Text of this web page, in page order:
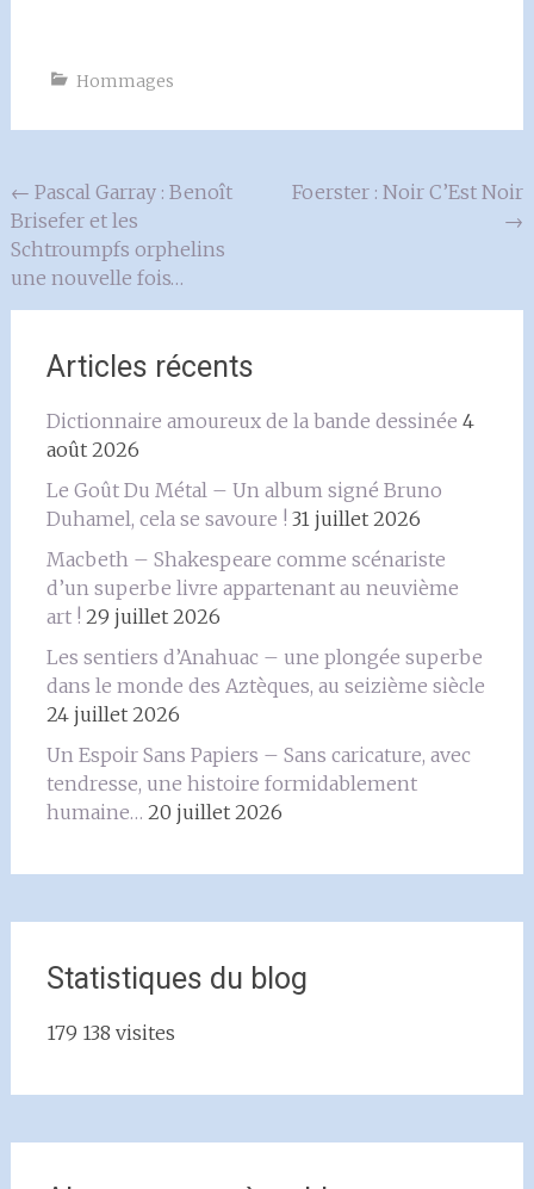
Hommages
Navigation
de
l'article
← Pascal Garray : Benoît
Brisefer et les
Schtroumpfs orphelins
une nouvelle fois…
Foerster : Noir C’Est Noir
→
Articles récents
Dictionnaire amoureux de la bande dessinée 4
août 2026
Le Goût Du Métal – Un album signé Bruno
Duhamel, cela se savoure ! 31 juillet 2026
Macbeth – Shakespeare comme scénariste
d’un superbe livre appartenant au neuvième
art ! 29 juillet 2026
Les sentiers d’Anahuac – une plongée superbe
dans le monde des Aztèques, au seizième siècle
24 juillet 2026
Un Espoir Sans Papiers – Sans caricature, avec
tendresse, une histoire formidablement
humaine… 20 juillet 2026
Statistiques du blog
179 138 visites